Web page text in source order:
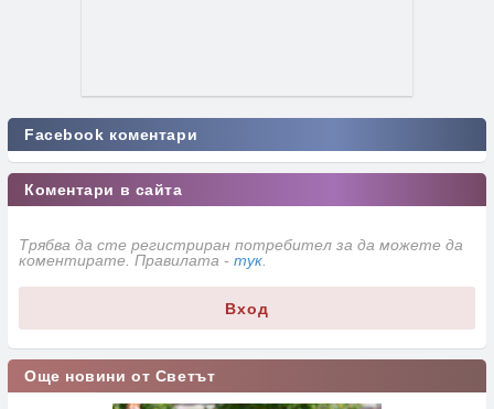
Facebook коментари
Коментари в сайта
Трябва да сте регистриран потребител за да можете да
коментирате. Правилата - тук
Вход
Още новини от Светът